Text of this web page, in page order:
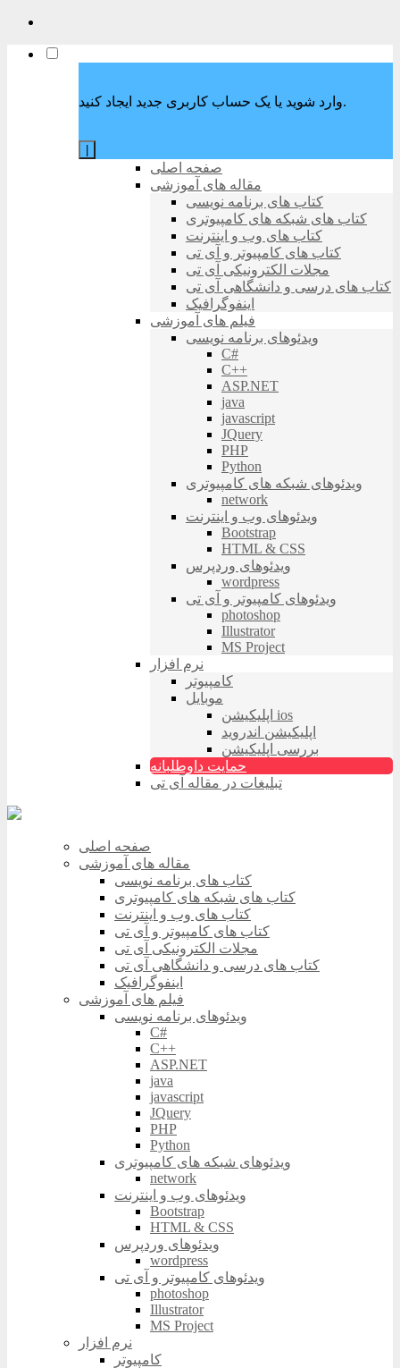
وارد شوید یا یک حساب کاربری جدید ایجاد کنید.
صفحه اصلی
مقاله های آموزشی
کتاب های برنامه نویسی
کتاب های شبکه های کامپیوتری
کتاب های وب و اینترنت
کتاب های کامپیوتر و آی تی
مجلات الکترونیکی آی تی
کتاب های درسی و دانشگاهی آی تی
اینفوگرافیک
فیلم های آموزشی
ویدئوهای برنامه نویسی
C#
C++
ASP.NET
java
javascript
JQuery
PHP
Python
ویدئوهای شبکه های کامپیوتری
network
ویدئوهای وب و اینترنت
Bootstrap
HTML & CSS
ویدئوهای وردپرس
wordpress
ویدئوهای کامپیوتر و آی تی
photoshop
Illustrator
MS Project
نرم افزار
کامپیوتر
موبایل
اپلیکیشن ios
اپلیکیشن اندروید
بررسی اپلیکیشن
حمایت داوطلبانه
تبلیغات در مقاله آی تی
صفحه اصلی
مقاله های آموزشی
کتاب های برنامه نویسی
کتاب های شبکه های کامپیوتری
کتاب های وب و اینترنت
کتاب های کامپیوتر و آی تی
مجلات الکترونیکی آی تی
کتاب های درسی و دانشگاهی آی تی
اینفوگرافیک
فیلم های آموزشی
ویدئوهای برنامه نویسی
C#
C++
ASP.NET
java
javascript
JQuery
PHP
Python
ویدئوهای شبکه های کامپیوتری
network
ویدئوهای وب و اینترنت
Bootstrap
HTML & CSS
ویدئوهای وردپرس
wordpress
ویدئوهای کامپیوتر و آی تی
photoshop
Illustrator
MS Project
نرم افزار
کامپیوتر